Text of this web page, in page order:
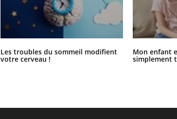
Les troubles du sommeil modifient
votre cerveau !
Mon enfant
simplement